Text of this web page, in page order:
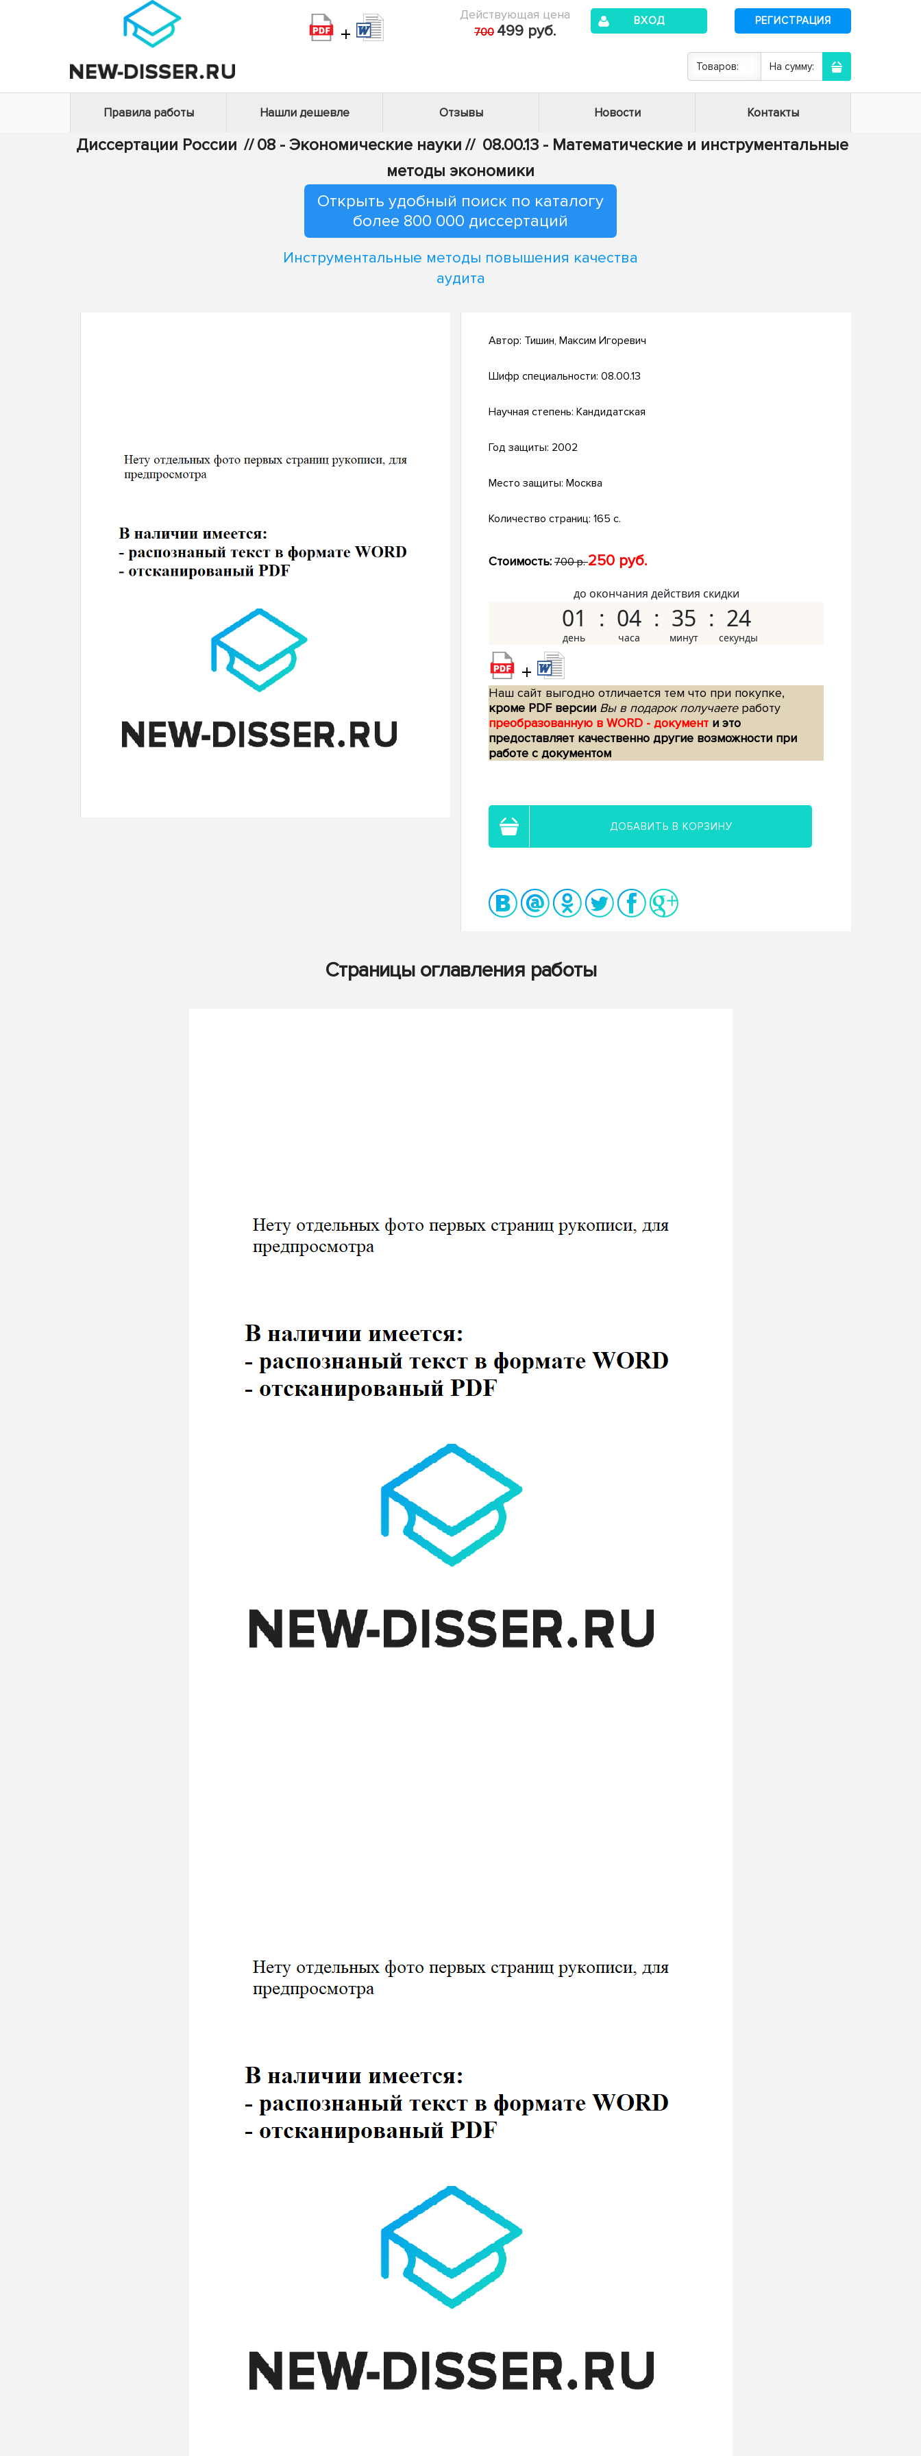
+
Действующая цена
700 499 руб.
ВХОД РЕГИСТРАЦИЯ
Товаров: На сумму:
Правила работы Нашли дешевле Отзывы Новости Контакты
Диссертации России // 08 - Экономические науки // 08.00.13 - Математические и инструментальные
методы экономики
Открыть удобный поиск по каталогу
более 800 000 диссертаций
Инструментальные методы повышения качества
аудита
Автор: Тишин, Максим Игоревич
Шифр специальности: 08.00.13
Научная степень: Кандидатская
Год защиты: 2002
Место защиты: Москва
Количество страниц: 165 с.
Стоимость: 700 р.250 руб.
до окончания действия скидки
01 04 35 23
+
Наш сайт выгодно отличается тем что при покупке,
кроме PDF версии Вы в подарок получаетеработу
преобразованную в WORD - документ и это
предоставляет качественно другие возможности при
работе с документом
ДОБАВИТЬ В КОРЗИНУ
Страницы оглавления работы